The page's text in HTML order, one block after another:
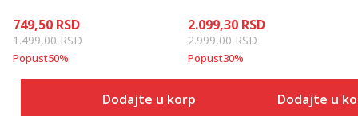
749,50 RSD
1.499,00RSD
Popust50%
Dodajte u korpu
2.099,30 RSD
2.999,00RSD
Popust30%
Dodajte u